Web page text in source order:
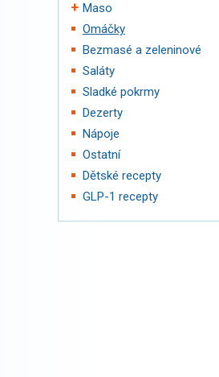
Maso
Omáčky
Bezmasé a zeleninové
Saláty
Sladké pokrmy
Dezerty
Nápoje
Ostatní
Dětské recepty
GLP-1 recepty